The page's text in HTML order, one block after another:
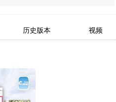
历史版本 视频